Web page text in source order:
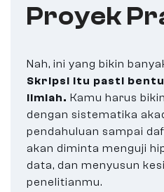
Proyek
Nah, ini yang bikin
Skripsi itu pasti
ilmiah. Kamu harus
dengan sistematika
pendahuluan sampai
akan diminta menguji
data, dan menyusun
penelitianmu.